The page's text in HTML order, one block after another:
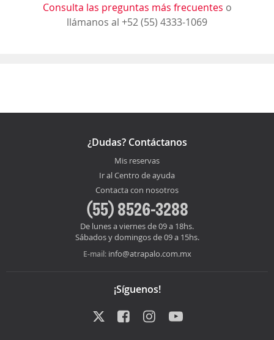
Consulta las preguntas más frecuentes o
llámanos al +52 (55) 4333-1069
¿Dudas? Contáctanos
Mis reservas
Ir al Centro de ayuda
Contacta con nosotros
(55) 8526-3288
De lunes a viernes de 09 a 18hs.
Sábados y domingos de 09 a 15hs.
E-mail: info@atrapalo.com.mx
¡Síguenos!